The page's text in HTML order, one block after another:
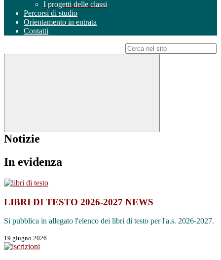
I progetti delle classi
Percorsi di studio
Orientamento in entrata
Contatti
Notizie
In evidenza
LIBRI DI TESTO 2026-2027 NEWS
Si pubblica in allegato l'elenco dei libri di testo per l'a.s. 2026-2027.
19 giugno 2026